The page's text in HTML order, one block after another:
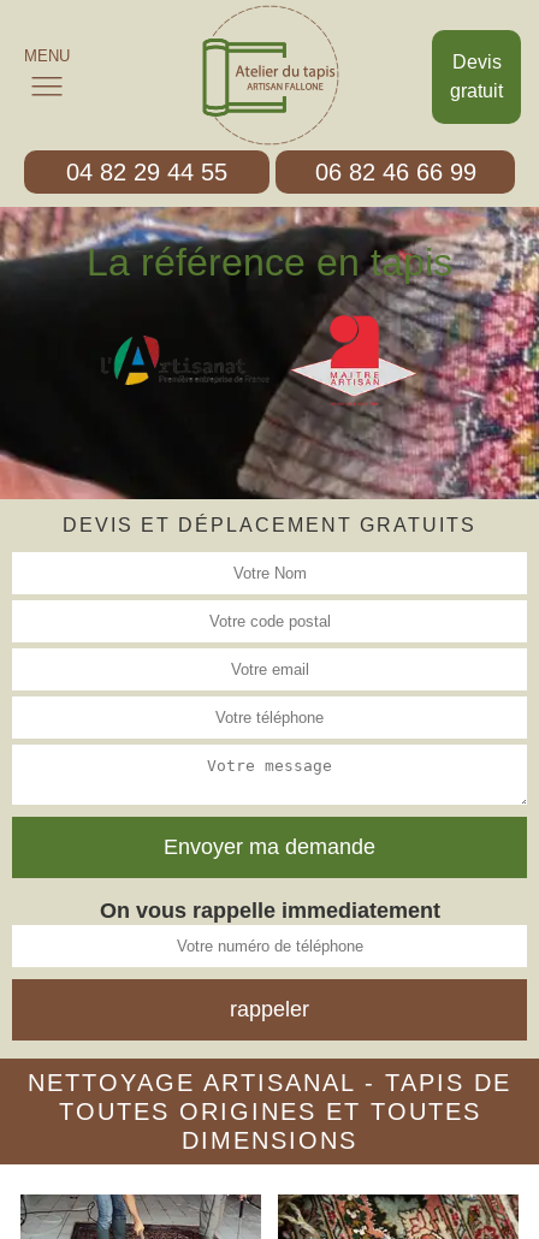
Devis
gratuit
MENU
04 82 29 44 55 06 82 46 66 99
La référence en tapis
DEVIS ET DÉPLACEMENT GRATUITS
On vous rappelle immediatement
NETTOYAGE ARTISANAL - TAPIS DE
TOUTES ORIGINES ET TOUTES
DIMENSIONS